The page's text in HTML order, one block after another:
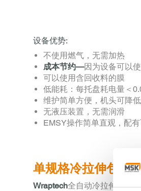
设备优势:
不使用燃气，无需加热
成本节约—因为设备可以
可以使用含回收料的膜
低能耗：每托盘耗电量＜
维护简单方便，机头可降
无液压装置，无需润滑
EMSY操作简单直观，配
单规格冷拉伸包装
Wraptech全自动冷拉伸包装